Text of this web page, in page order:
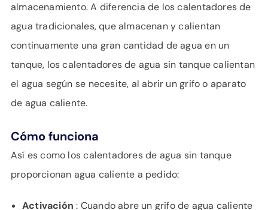
almacenamiento. A diferencia de los calentadores de
agua tradicionales, que almacenan y calientan
continuamente una gran cantidad de agua en un
tanque, los calentadores de agua sin tanque calientan
el agua según se necesite, al abrir un grifo o aparato
de agua caliente.
Cómo funciona
Así es como los calentadores de agua sin tanque
proporcionan agua caliente a pedido:
Activación : Cuando abre un grifo de agua caliente